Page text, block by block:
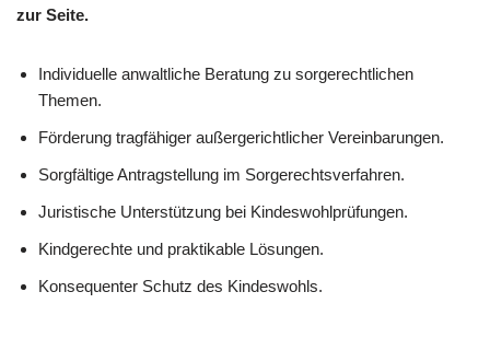
zur Seite.
Individuelle anwaltliche Beratung zu sorge­rechtlichen
Themen.
Förderung tragfähiger außergerichtlicher Vereinbarungen.
Sorgfältige Antragstellung im Sorgerechtsverfahren.
Juristische Unterstützung bei Kindeswohlprüfungen.
Kindgerechte und praktikable Lösungen.
Konsequenter Schutz des Kindeswohls.